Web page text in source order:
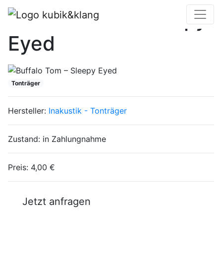
Buffalo Tom – Sleepy
Eyed
Tonträger
Hersteller: Inakustik - Tonträger
Zustand: in Zahlungnahme
Preis: 4,00 €
Jetzt anfragen